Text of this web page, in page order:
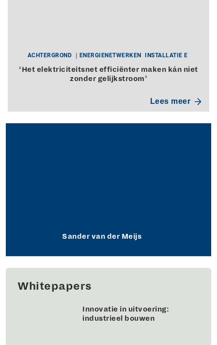
ACHTERGROND ENERGIENETWERKEN INSTALLATIE E
‘Het elektriciteitsnet efficiënter maken kán niet
zonder gelijkstroom’
Lees meer
Sander van der Meijs
Whitepapers
Innovatie in uitvoering:
industrieel bouwen